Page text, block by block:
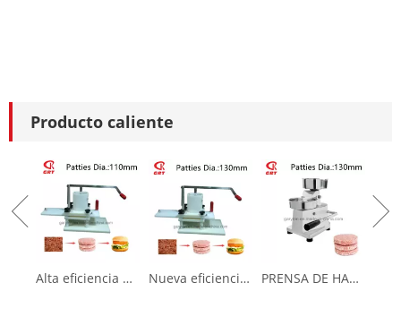
Producto caliente
Alta eficiencia Nueva prensa de hamburguesas para hacer pastel de carne (GRT-HR-110L) Nueva eficiencia nueva prensa de hamburguesas para hacer pastel de carne (GRT-HR-130L) PRENSA DE HAMBURRERA (GRT-HF100) Fabricante de empanadas de carne